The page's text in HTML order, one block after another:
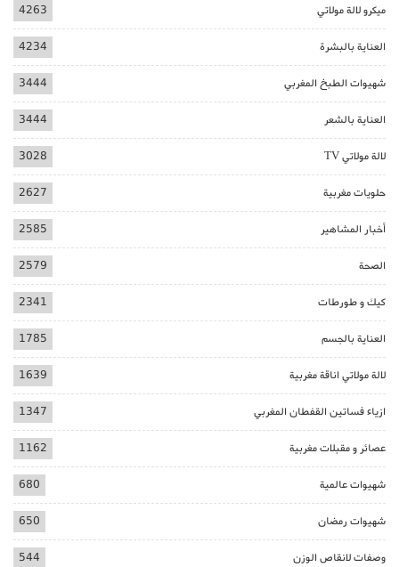
ميكرو لالة مولاتي 4263
العناية بالبشرة 4234
شهيوات الطبخ المغربي 3444
العناية بالشعر 3444
لالة مولاتي TV 3028
حلويات مغربية 2627
أخبار المشاهير 2585
الصحة 2579
كيك و طورطات 2341
العناية بالجسم 1785
لالة مولاتي اناقة مغربية 1639
ازياء فساتين القفطان المغربي 1347
عصائر و مقبلات مغربية 1162
شهيوات عالمية 680
شهيوات رمضان 650
وصفات لانقاص الوزن 544